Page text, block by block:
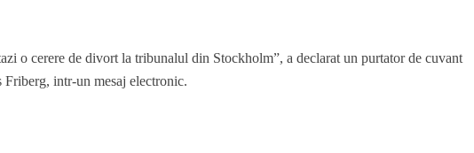
o cerere de divort la tribunalul din Stockholm”, a declarat un purtator de cuvant
intr-un mesaj electronic.